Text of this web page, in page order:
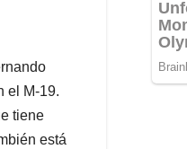
el M-19.
tiene
está